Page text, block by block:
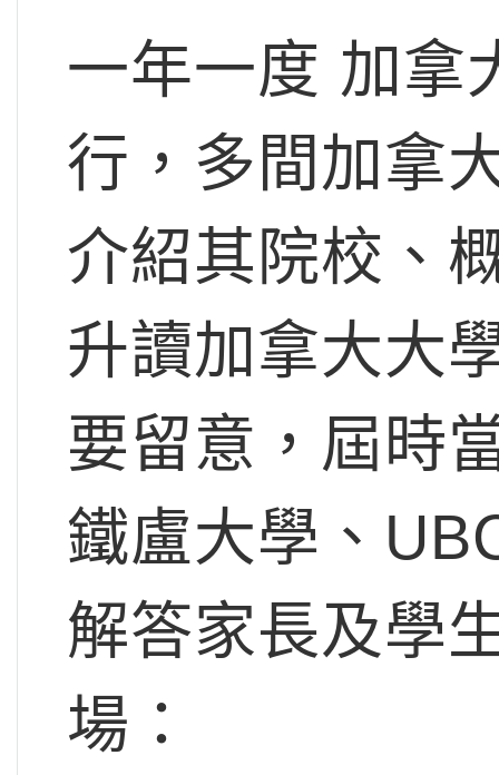
一年一度 加拿
行，多間加拿
介紹其院校、
升讀加拿大大
要留意，屆時
鐵盧大學、
解答家長及學
場：